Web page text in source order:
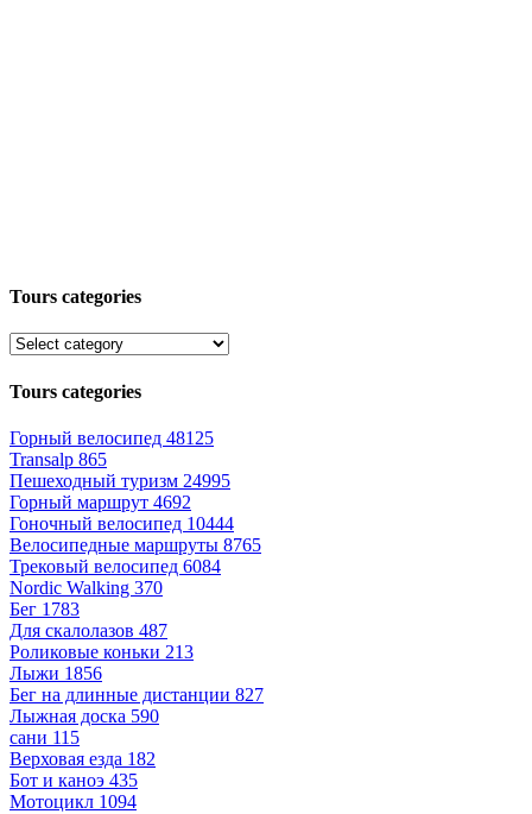
Tours categories
Tours categories
Горный велосипед 48125
Transalp 865
Пешеходный туризм 24995
Горный маршрут 4692
Гоночный велосипед 10444
Велосипедные маршруты 8765
Трековый велосипед 6084
Nordic Walking 370
Бег 1783
Для скалолазов 487
Роликовые коньки 213
Лыжи 1856
Бег на длинные дистанции 827
Лыжная доска 590
сани 115
Верховая езда 182
Бот и каноэ 435
Мотоцикл 1094